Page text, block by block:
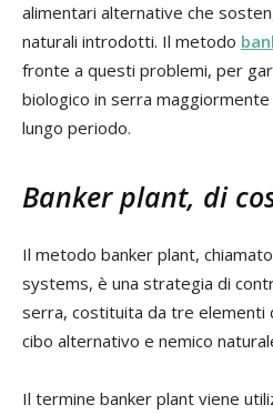
alimentari alternative che
naturali introdotti. Il metodo
fronte a questi problemi, per
biologico in serra
lungo periodo.
Banker plant, di
Il metodo banker plant,
systems, è una strategia di
serra, costituita da tre elementi
cibo alternativo e nemico
Il termine banker plant viene